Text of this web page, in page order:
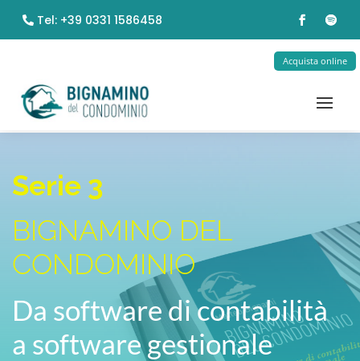
Tel: +39 0331 1586458
Acquista online
Serie 3
BIGNAMINO DEL
CONDOMINIO
Da software di contabilità
a software gestionale